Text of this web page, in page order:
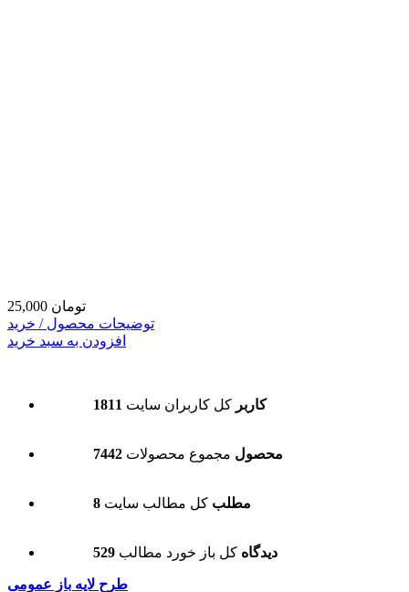
25,000 تومان
توضیحات محصول / خرید
افزودن به سبد خرید
1811 کاربر کل کاربران سایت
7442 محصول مجموع محصولات
8 مطلب کل مطالب سایت
529 دیدگاه کل باز خورد مطالب
طرح لایه باز عمومی